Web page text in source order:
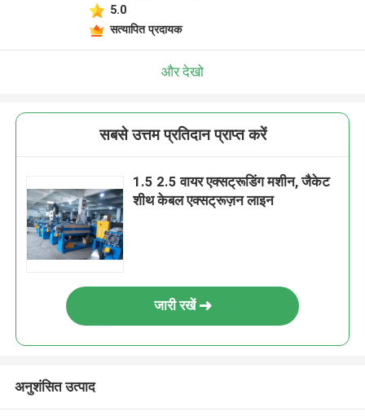
5.0
सत्यापित प्रदायक
और देखो
सबसे उत्तम प्रतिदान प्राप्त करें
1.5 2.5 वायर एक्सट्रूडिंग मशीन, जैकेट
शीथ केबल एक्सट्रूज़न लाइन
जारी रखें
अनुशंसित उत्पाद